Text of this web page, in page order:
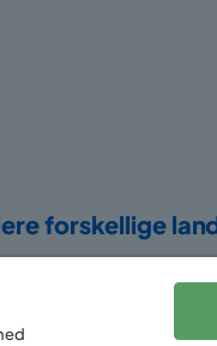
forskellige